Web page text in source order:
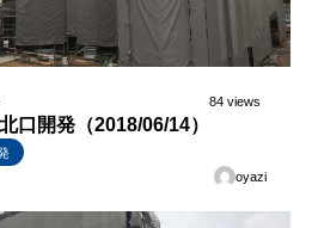
84 views
口開発（2018/06/14）
oyazi